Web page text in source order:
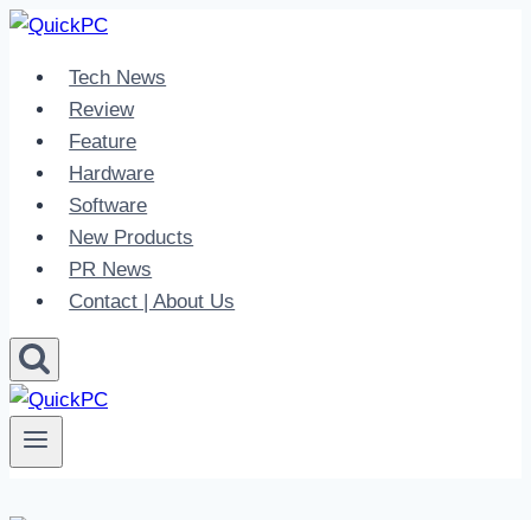
Skip
contentTech News
Review
Feature
Hardware
Software
New Products
PR News
Contact | About Us